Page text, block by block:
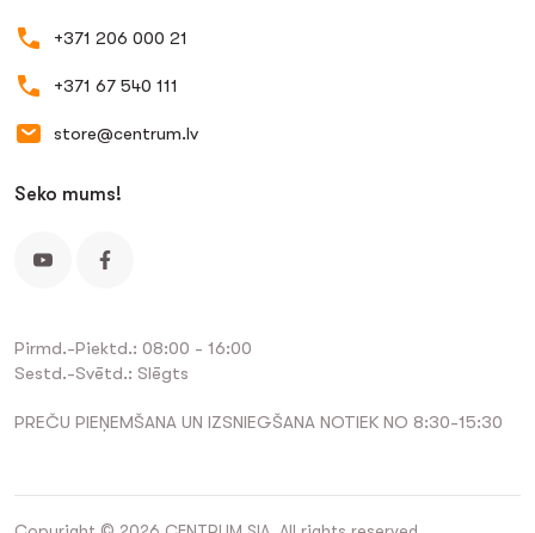
+371 206 000 21
+371 67 540 111
store@centrum.lv
Seko mums!
Pirmd.-Piektd.: 08:00 - 16:00
Sestd.-Svētd.: Slēgts
PREČU PIEŅEMŠANA UN IZSNIEGŠANA NOTIEK NO 8:30-15:30